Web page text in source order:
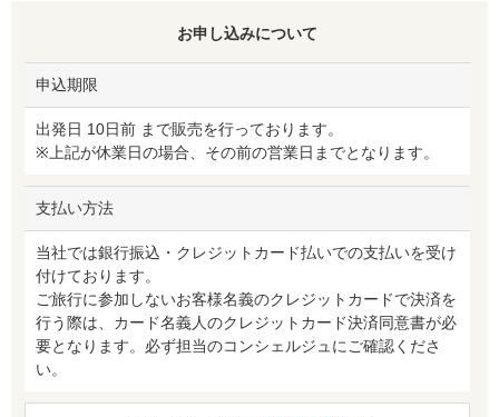
お申し込みについて
申込期限
出発日 10日前 まで販売を行っております。
※上記が休業日の場合、その前の営業日までとなります。
支払い方法
当社では銀行振込・クレジットカード払いでの支払いを受け
付けております。
ご旅行に参加しないお客様名義のクレジットカードで決済を
行う際は、カード名義人のクレジットカード決済同意書が必
要となります。必ず担当のコンシェルジュにご確認くださ
い。